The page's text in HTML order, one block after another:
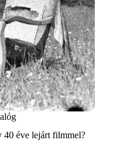
40 éve lejárt filmmel?